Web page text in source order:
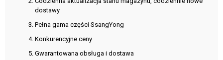
dostawy
Pełna gama części SsangYong
Konkurencyjne ceny
Gwarantowana obsługa i dostawa